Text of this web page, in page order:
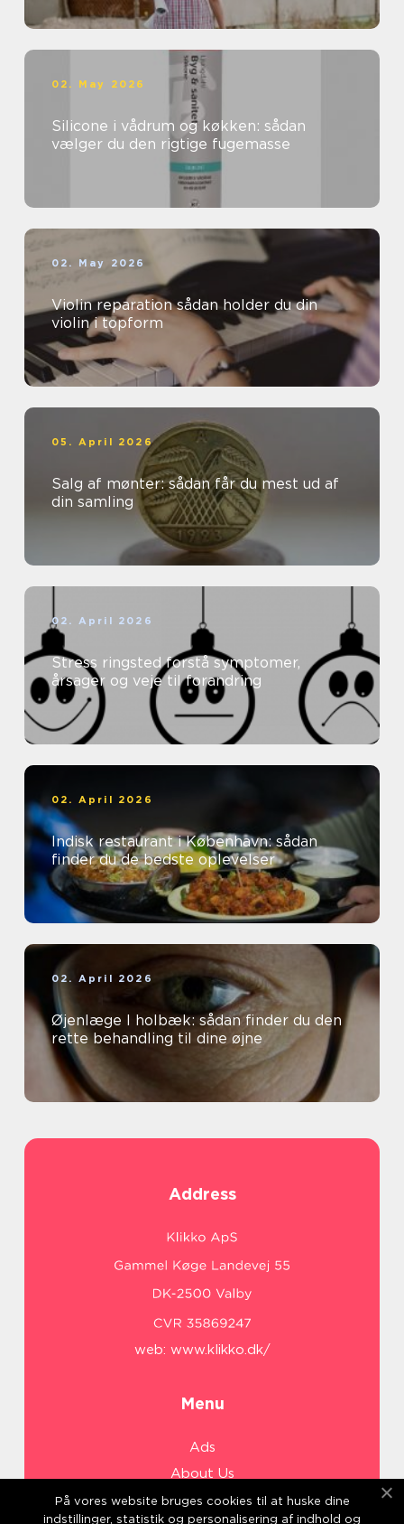
02. May 2026
Silicone i vådrum og køkken: sådan
vælger du den rigtige fugemasse
02. May 2026
Violin reparation sådan holder du din
violin i topform
05. April 2026
Salg af mønter: sådan får du mest ud af
din samling
02. April 2026
Stress ringsted forstå symptomer,
årsager og veje til forandring
02. April 2026
Indisk restaurant i København: sådan
finder du de bedste oplevelser
02. April 2026
Øjenlæge I holbæk: sådan finder du den
rette behandling til dine øjne
Address
web: www.klikko.dk/
Menu
Ads
About Us
Cookies
På vores website bruges cookies til at huske dine
indstillinger, statistik og personalisering af indhold og